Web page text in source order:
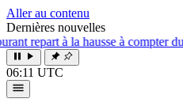
Aller au contenu
Dernières nouvelles
la hausse à compter du 1er août●
06:11 UTC